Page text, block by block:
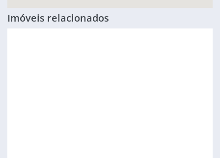
Imóveis relacionados